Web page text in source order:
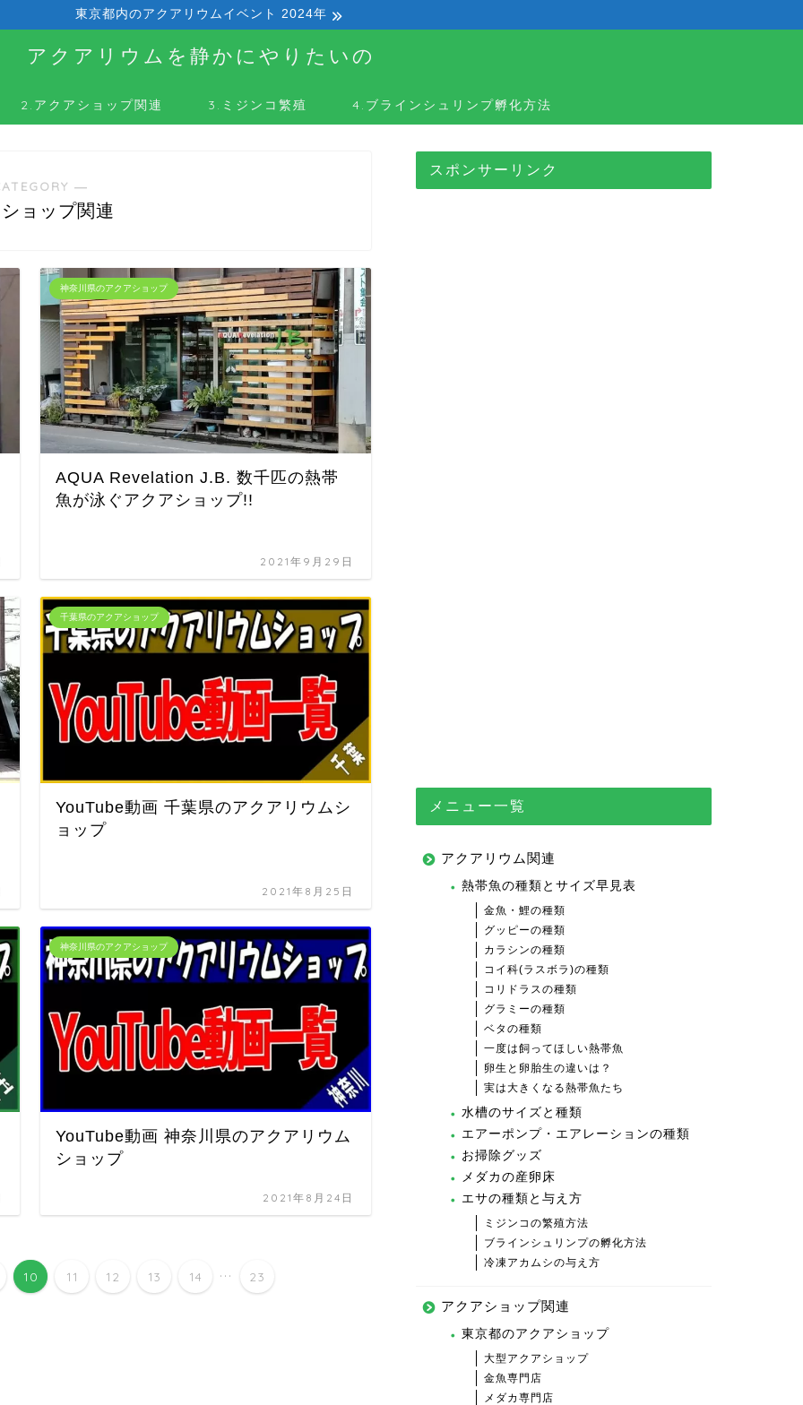
東京都内のアクアリウムイベント 2024年
アクアリウムを静かにやりたいの
2.アクアショップ関連 3.ミジンコ繁殖 4.ブラインシュリンプ孵化方法
―
ョップ関連
神奈川県のアクアショップ
AQUA Revelation J.B. 数千匹の熱帯
魚が泳ぐアクアショップ!!
2021年9月29日
千葉県のアクアショップ
YouTube動画 千葉県のアクアリウムシ
ョップ
2021年8月25日
神奈川県のアクアショップ
YouTube動画 神奈川県のアクアリウム
ショップ
2021年8月24日
10 11 12 13 14 ... 23
スポンサーリンク
メニュー一覧
アクアリウム関連
熱帯魚の種類とサイズ早見表
金魚・鯉の種類
グッピーの種類
カラシンの種類
コイ科(ラスボラ)の種類
コリドラスの種類
グラミーの種類
ベタの種類
一度は飼ってほしい熱帯魚
卵生と卵胎生の違いは？
実は大きくなる熱帯魚たち
水槽のサイズと種類
エアーポンプ・エアレーションの種類
お掃除グッズ
メダカの産卵床
エサの種類と与え方
ミジンコの繁殖方法
ブラインシュリンプの孵化方法
冷凍アカムシの与え方
アクアショップ関連
東京都のアクアショップ
大型アクアショップ
金魚専門店
メダカ専門店